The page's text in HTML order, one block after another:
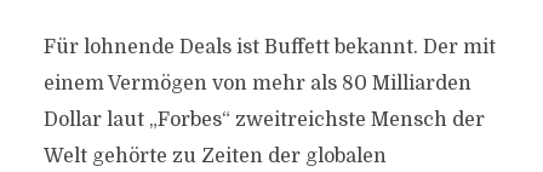
Für lohnende Deals ist Buffett bekannt. Der mit
einem Vermögen von mehr als 80 Milliarden
Dollar laut „Forbes“ zweitreichste Mensch der
Welt gehörte zu Zeiten der globalen